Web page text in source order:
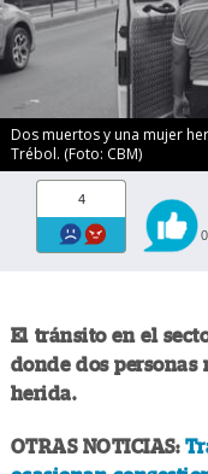
Dos muertos y una mujer
Trébol. (Foto: CBM)
4
0
El tránsito en el
donde dos
herida.
OTRAS NOTICIAS: